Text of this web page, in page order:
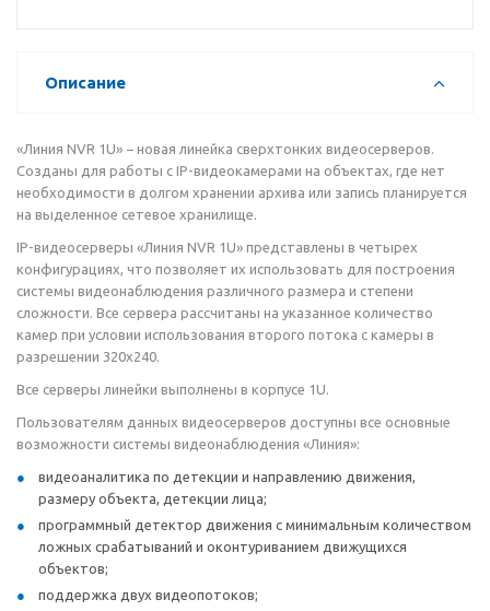
Описание
«Линия NVR 1U» − новая линейка сверхтонких видеосерверов.
Созданы для работы с IP-видеокамерами на объектах, где нет
необходимости в долгом хранении архива или запись планируется
на выделенное сетевое хранилище.
IP-видеосерверы «Линия NVR 1U» представлены в четырех
конфигурациях, что позволяет их использовать для построения
системы видеонаблюдения различного размера и степени
сложности. Все сервера рассчитаны на указанное количество
камер при условии использования второго потока с камеры в
разрешении 320х240.
Все серверы линейки выполнены в корпусе 1U.
Пользователям данных видеосерверов доступны все основные
возможности системы видеонаблюдения «Линия»:
видеоаналитика по детекции и направлению движения,
размеру объекта, детекции лица;
программный детектор движения с минимальным количеством
ложных срабатываний и оконтуриванием движущихся
объектов;
поддержка двух видеопотоков;